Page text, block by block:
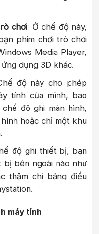
chơi: Ở chế độ này,
phim chơi trò chơi
Media Player,
dụng 3D khác.
độ này cho phép
tính của mình, bao
độ ghi màn hình,
hoặc chỉ một khu
độ ghi thiết bị, bạn
bị bên ngoài nào như
thậm chí bảng điều
máy tính